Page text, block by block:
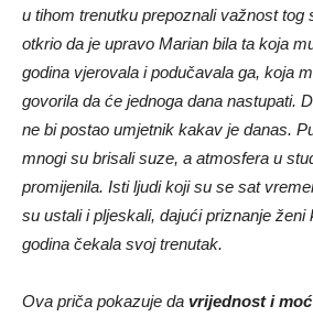
u tihom trenutku prepoznali važnost tog
otkrio da je upravo Marian bila ta koja
godina vjerovala i podučavala ga, koja
govorila da će jednoga dana nastupati.
ne bi postao umjetnik kakav je danas.
mnogi su brisali suze, a atmosfera u
promijenila. Isti ljudi koji su se sat
su ustali i pljeskali, dajući priznanje ženi
godina čekala svoj trenutak.
Ova priča pokazuje da vrijednost i